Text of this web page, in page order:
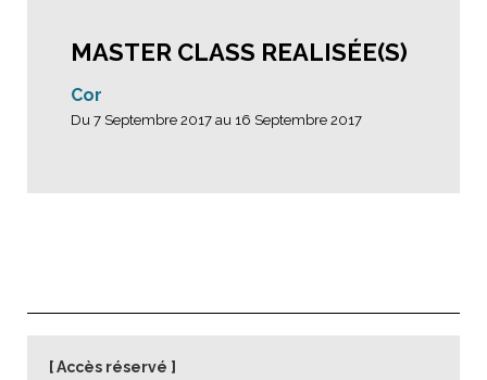
MASTER CLASS REALISÉE(S)
Cor
Du 7 Septembre 2017 au 16 Septembre 2017
Accès réservé